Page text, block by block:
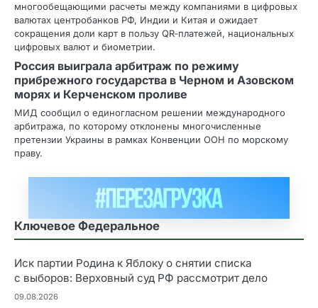
многообещающими расчеты между компаниями в цифровых
валютах центробанков РФ, Индии и Китая и ожидает
сокращения доли карт в пользу QR‑платежей, национальных
цифровых валют и биометрии.
Россия выиграла арбитраж по режиму
прибрежного государства в Черном и Азовском
морях и Керченском проливе
МИД сообщил о единогласном решении международного
арбитража, по которому отклонены многочисленные
претензии Украины в рамках Конвенции ООН по морскому
праву.
Ключевое Федеральное
Иск партии Родина к Яблоку о снятии списка
с выборов: Верховный суд РФ рассмотрит дело
09.08.2026